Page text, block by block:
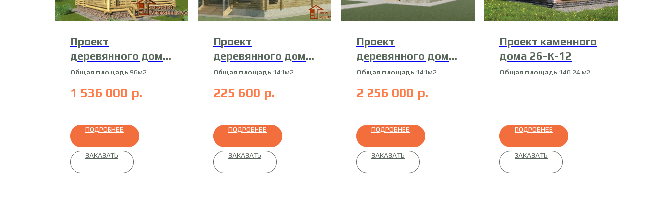
Проект
деревянного дома
ДБ-14
Общая площадь 96м2
Материалоцилиндрованное
1 536 000 р.
ПОДРОБНЕЕ
ЗАКАЗАТЬ
Проект
деревянного дома
13-Д-8
Общая площадь 141м2
Материалпрофилированный
225 600 р.
ПОДРОБНЕЕ
ЗАКАЗАТЬ
Проект
деревянного дома
20-Д-2
Общая площадь 141м2
Материалпрофилированный
2 256 000 р.
ПОДРОБНЕЕ
ЗАКАЗАТЬ
Проект каменного
дома 26-К-12
Общая площадь 140.24 м2
ПОДРОБНЕЕ
ЗАКАЗАТЬ